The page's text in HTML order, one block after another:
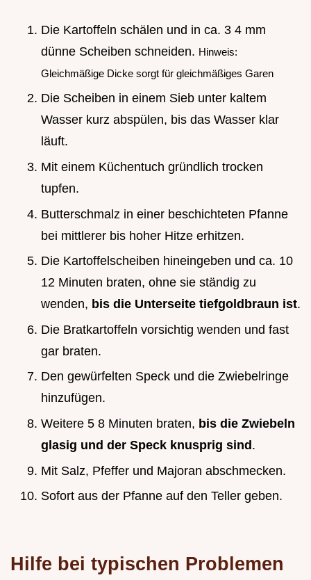
Die Kartoffeln schälen und in ca. 3 4 mm
dünne Scheiben schneiden. Hinweis:
Gleichmäßige Dicke sorgt für gleichmäßiges Garen
Die Scheiben in einem Sieb unter kaltem
Wasser kurz abspülen, bis das Wasser klar
läuft.
Mit einem Küchentuch gründlich trocken
tupfen.
Butterschmalz in einer beschichteten Pfanne
bei mittlerer bis hoher Hitze erhitzen.
Die Kartoffelscheiben hineingeben und ca. 10
12 Minuten braten, ohne sie ständig zu
wenden, bis die Unterseite tiefgoldbraun ist.
Die Bratkartoffeln vorsichtig wenden und fast
gar braten.
Den gewürfelten Speck und die Zwiebelringe
hinzufügen.
Weitere 5 8 Minuten braten, bis die Zwiebeln
glasig und der Speck knusprig sind.
Mit Salz, Pfeffer und Majoran abschmecken.
Sofort aus der Pfanne auf den Teller geben.
Hilfe bei typischen Problemen